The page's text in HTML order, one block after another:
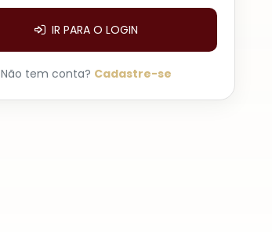
IR PARA O LOGIN
Não tem conta? Cadastre-se